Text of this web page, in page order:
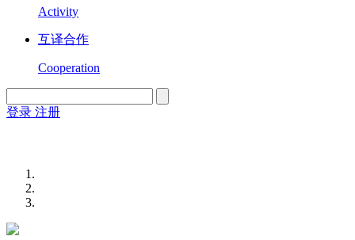
Activity
互译合作
Cooperation
登录 注册